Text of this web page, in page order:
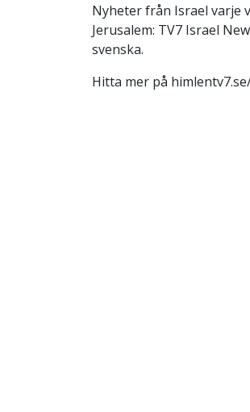
Nyheter från Israel varje
Jerusalem: TV7 Israel
svenska.
Hitta mer på